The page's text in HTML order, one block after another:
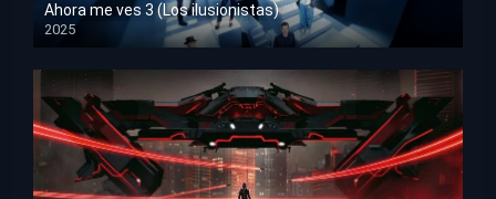
Ahora me ves 3 (Los ilusionistas)
2025
HD 1080p